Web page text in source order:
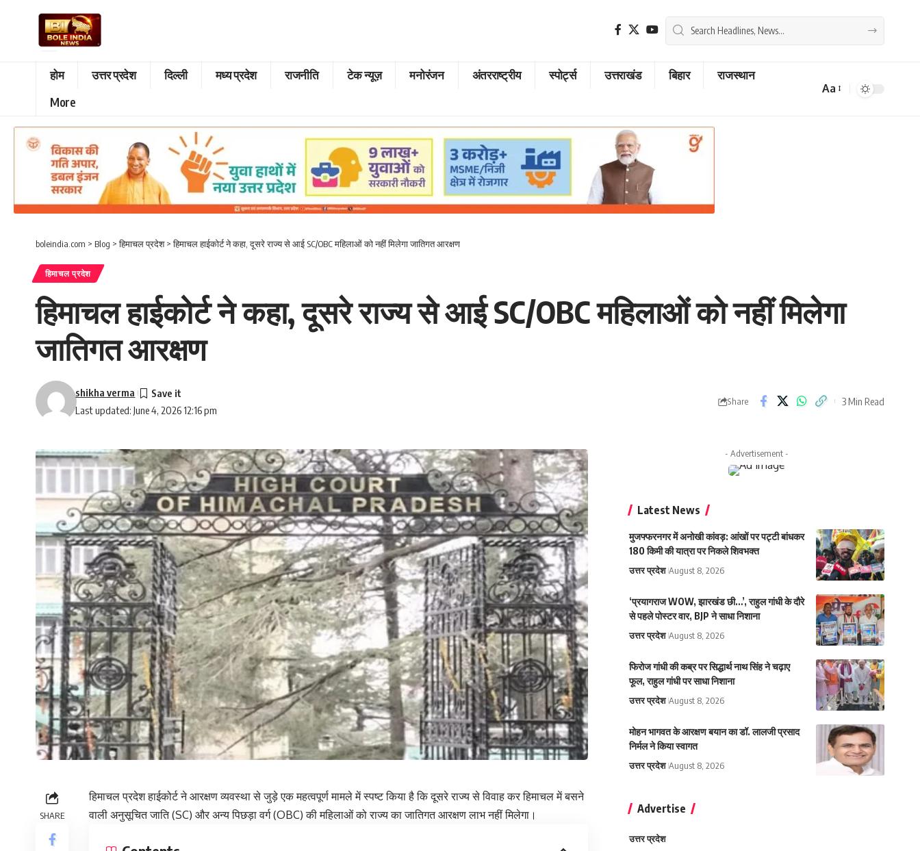
होम उत्तर प्रदेश दिल्ली मध्य प्रदेश राजनीति टेक न्यूज़ मनोरंजन अंतरराष्ट्रीय स्पोर्ट्स उत्तराखंड बिहार
राजस्थान
More
Font
Aa
boleindia.com > Blog >हिमाचल प्रदेश>हिमाचल हाईकोर्ट ने कहा, दूसरे राज्य से आई SC/OBC महिलाओं को नहीं मिलेगा जातिगत आरक्षण
हिमाचल प्रदेश
हिमाचल हाईकोर्ट ने कहा, दूसरे राज्य से आई SC/OBC महिलाओं को नहीं मिलेगा
जातिगत आरक्षण
Last updated: June 4, 2026 12:16 pm
shikha verma
Share 3 Min Read
SHARE
हिमाचल प्रदेश हाईकोर्ट ने आरक्षण व्यवस्था से जुड़े एक महत्वपूर्ण मामले में स्पष्ट किया है कि दूसरे राज्य से विवाह कर हिमाचल में बसने
वाली अनुसूचित जाति (SC) और अन्य पिछड़ा वर्ग (OBC) की महिलाओं को राज्य का जातिगत आरक्षण लाभ नहीं मिलेगा।
- Advertisement -
Latest News
मुजफ्फरनगर में अनोखी कांवड़: आंखों पर पट्टी बांधकर
180 किमी की यात्रा पर निकले शिवभक्त
उत्तर प्रदेश August 8, 2026
‘प्रयागराज WOW, झारखंड छी…’, राहुल गांधी के दौरे
से पहले पोस्टर वार, BJP ने साधा निशाना
उत्तर प्रदेश August 8, 2026
फिरोज गांधी की कब्र पर सिद्धार्थ नाथ सिंह ने चढ़ाए
फूल, राहुल गांधी पर साधा निशाना
उत्तर प्रदेश August 8, 2026
मोहन भागवत के आरक्षण बयान का डॉ. लालजी प्रसाद
निर्मल ने किया स्वागत
उत्तर प्रदेश August 8, 2026
Advertise
उत्तर प्रदेश